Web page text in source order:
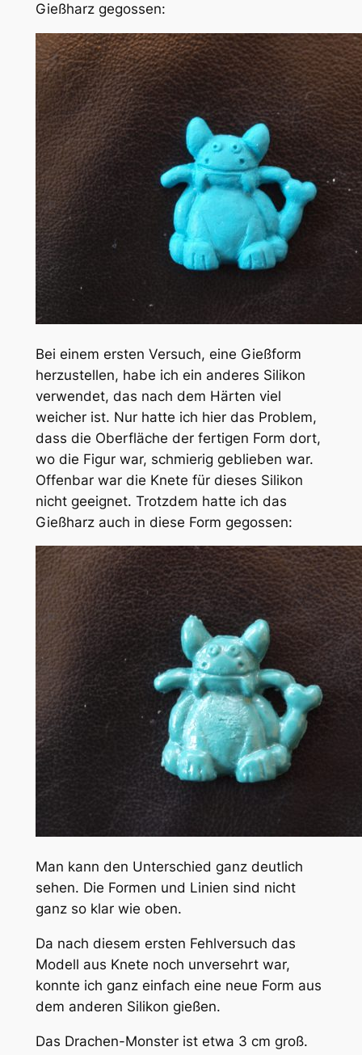
Gießharz gegossen:
Bei einem ersten Versuch, eine Gießform
herzustellen, habe ich ein anderes Silikon
verwendet, das nach dem Härten viel
weicher ist. Nur hatte ich hier das Problem,
dass die Oberfläche der fertigen Form dort,
wo die Figur war, schmierig geblieben war.
Offenbar war die Knete für dieses Silikon
nicht geeignet. Trotzdem hatte ich das
Gießharz auch in diese Form gegossen:
Man kann den Unterschied ganz deutlich
sehen. Die Formen und Linien sind nicht
ganz so klar wie oben.
Da nach diesem ersten Fehlversuch das
Modell aus Knete noch unversehrt war,
konnte ich ganz einfach eine neue Form aus
dem anderen Silikon gießen.
Das Drachen-Monster ist etwa 3 cm groß.